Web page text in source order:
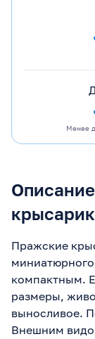
Менее
крысарик
Пражские
компактным.
размеры,
выносливое.
Внешним